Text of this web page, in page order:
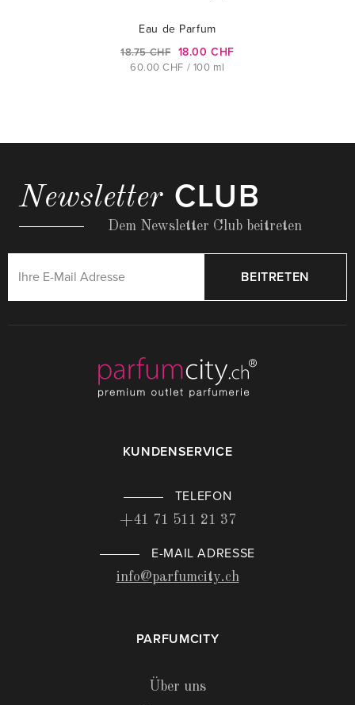
Eau de Parfum
18.75 CHF 18.00 CHF
60.00 CHF / 100 ml
Newsletter CLUB
Dem Newsletter Club beitreten
BEITRETEN
KUNDENSERVICE
TELEFON
+41 71 511 21 37
E-MAIL ADRESSE
info@parfumcity.ch
PARFUMCITY
Über uns